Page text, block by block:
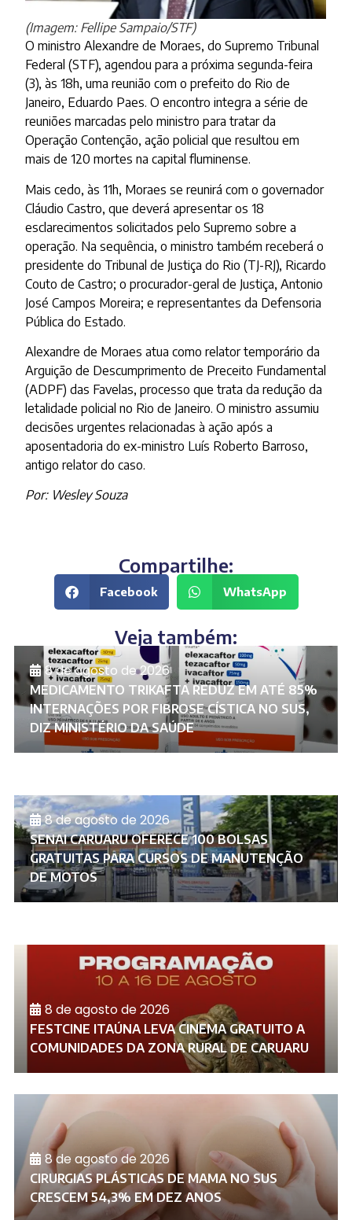
(Imagem: Fellipe Sampaio/STF)
O ministro Alexandre de Moraes, do Supremo Tribunal
Federal (STF), agendou para a próxima segunda-feira
(3), às 18h, uma reunião com o prefeito do Rio de
Janeiro, Eduardo Paes. O encontro integra a série de
reuniões marcadas pelo ministro para tratar da
Operação Contenção, ação policial que resultou em
mais de 120 mortes na capital fluminense.
Mais cedo, às 11h, Moraes se reunirá com o governador
Cláudio Castro, que deverá apresentar os 18
esclarecimentos solicitados pelo Supremo sobre a
operação. Na sequência, o ministro também receberá o
presidente do Tribunal de Justiça do Rio (TJ-RJ), Ricardo
Couto de Castro; o procurador-geral de Justiça, Antonio
José Campos Moreira; e representantes da Defensoria
Pública do Estado.
Alexandre de Moraes atua como relator temporário da
Arguição de Descumprimento de Preceito Fundamental
(ADPF) das Favelas, processo que trata da redução da
letalidade policial no Rio de Janeiro. O ministro assumiu
decisões urgentes relacionadas à ação após a
aposentadoria do ex-ministro Luís Roberto Barroso,
antigo relator do caso.
Por: Wesley Souza
Compartilhe:
Facebook WhatsApp
Veja também:
8 de agosto de 2026
MEDICAMENTO TRIKAFTA REDUZ EM ATÉ 85%
INTERNAÇÕES POR FIBROSE CÍSTICA NO SUS,
DIZ MINISTÉRIO DA SAÚDE
8 de agosto de 2026
SENAI CARUARU OFERECE 100 BOLSAS
GRATUITAS PARA CURSOS DE MANUTENÇÃO
DE MOTOS
8 de agosto de 2026
FESTCINE ITAÚNA LEVA CINEMA GRATUITO A
COMUNIDADES DA ZONA RURAL DE CARUARU
8 de agosto de 2026
CIRURGIAS PLÁSTICAS DE MAMA NO SUS
CRESCEM 54,3% EM DEZ ANOS